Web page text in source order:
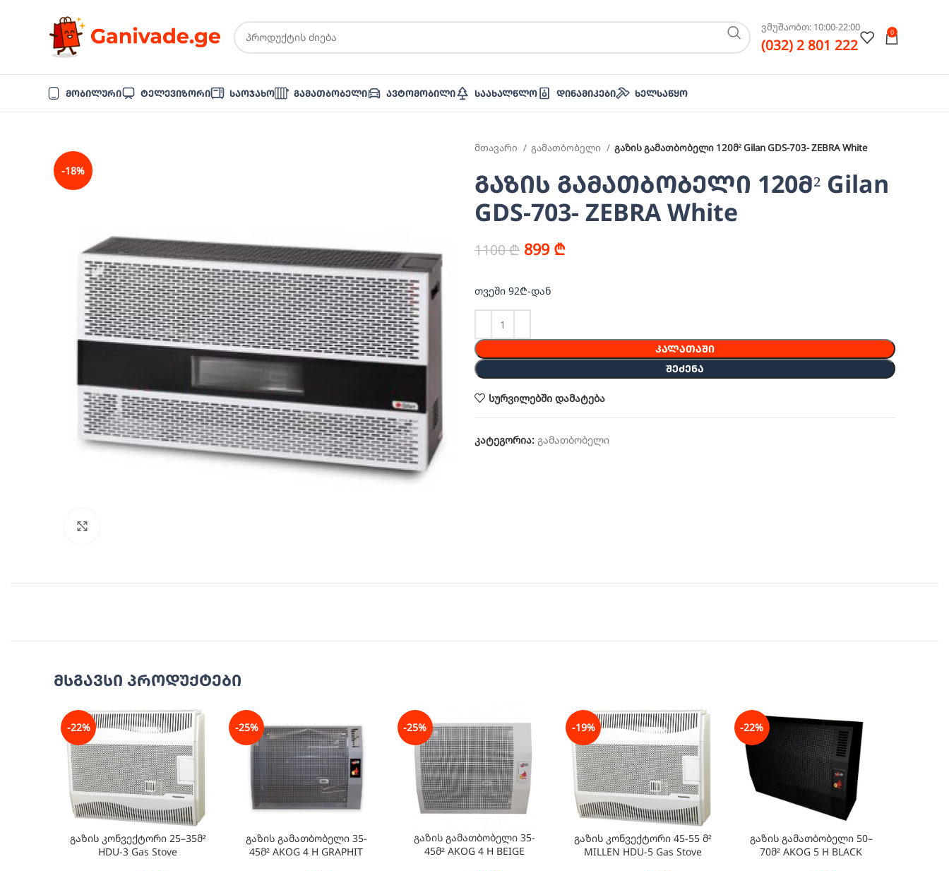
ვმუშაობთ: 10:00-22:00
(032) 2 801 222
0
Მობილური Ტელევიზორი Საოჯახო Გამათბობელი Ავტომობილი Საახალწლო Დინამიკები Ხელსაწყო
-18%
მთავარი გამათბობელი გაზის გამათბობელი 120მ² Gilan GDS-703- ZEBRA White
გაზის გამათბობელი 120მ² Gilan
GDS-703- ZEBRA White
1100₾ 899 ₾
თვეში 92₾-დან
ᲙᲐᲚᲐᲗᲐᲨᲘ
ᲨᲔᲫᲔᲜᲐ
სურვილებში დამატება
კატეგორია: გამათბობელი
მსგავსი პროდუქტები
-22%
გაზის კონვექტორი 25–35მ²
HDU-3 Gas Stove
-25%
გაზის გამათბობელი 35-
45მ² AKOG 4 H GRAPHIT
-25%
გაზის გამათბობელი 35-
45მ² AKOG 4 H BEIGE
-19%
გაზის კონვექტორი 45-55 მ²
MILLEN HDU-5 Gas Stove
-22%
გაზის გამათბობელი 50–
70მ² AKOG 5 H BLACK